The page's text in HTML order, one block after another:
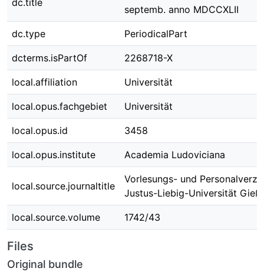
dc.title
septemb. anno MDCCXLII
dc.type PeriodicalPart
dcterms.isPartOf 2268718-X
local.affiliation Universität
local.opus.fachgebiet Universität
local.opus.id 3458
local.opus.institute Academia Ludoviciana
local.source.journaltitle
Vorlesungs- und
Justus-Liebig-Universität
local.source.volume 1742/43
Files
Original bundle